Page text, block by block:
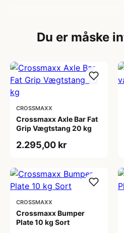
Du er måske
CROSSMAXX
Crossmaxx Axle Bar Fat
Grip Vægtstang 20 kg
2.295,00 kr
CROSSMAXX
Crossmaxx Bumper
Plate 10 kg Sort